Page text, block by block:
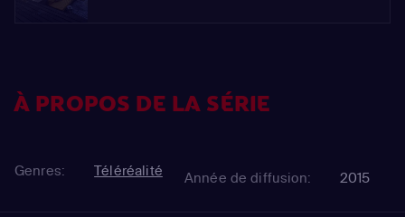
À PROPOS DE LA SÉRIE
Genres: Téléréalité Année de diffusion: 2015